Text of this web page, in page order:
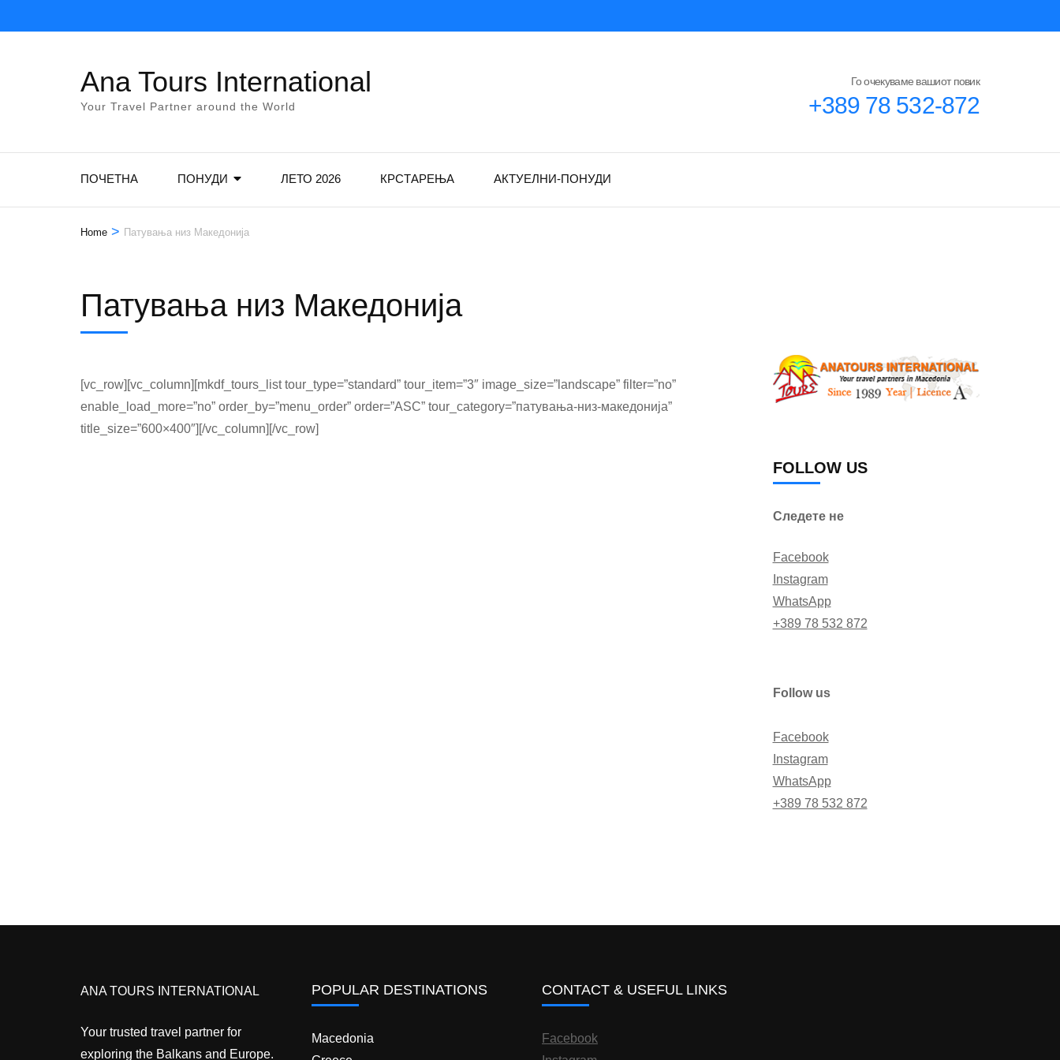
to
Ana Tours International
Your Travel Partner around the World
Го очекуваме вашиот повик
+389 78 532-872
ПОЧЕТНА ПОНУДИ ЛЕТО 2026 КРСТАРЕЊА АКТУЕЛНИ-ПОНУДИ
Home > Патувања низ Македонија
Патувања низ Македонија
[vc_row][vc_column][mkdf_tours_list tour_type=”standard” tour_item=”3″ image_size=”landscape” filter=”no”
enable_load_more=”no” order_by=”menu_order” order=”ASC” tour_category=”патувања-низ-македонија”
title_size=”600×400″][/vc_column][/vc_row]
FOLLOW US
Следете не
Facebook
Instagram
WhatsApp
+389 78 532 872
Follow us
Facebook
Instagram
WhatsApp
+389 78 532 872
ANA TOURS INTERNATIONAL
Your trusted travel partner for
exploring the Balkans and Europe.
POPULAR DESTINATIONS
Macedonia
CONTACT & USEFUL LINKS
Facebook